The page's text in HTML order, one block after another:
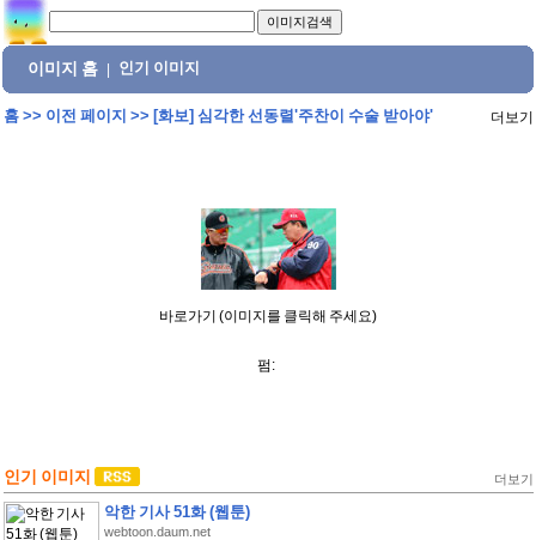
이미지 홈 인기 이미지
홈>> 이전 페이지 >> [화보] 심각한 선동렬'주찬이 수술 받아야' 더보기
바로가기 (이미지를 클릭해 주세요)
펌:
인기 이미지 더보기
악한 기사 51화 (웹툰)
webtoon.daum.net